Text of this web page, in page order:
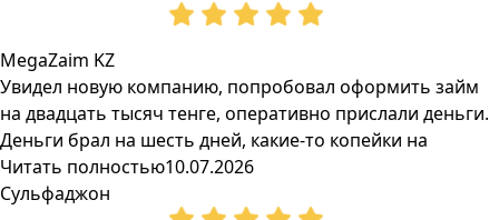
MegaZaim KZ
Увидел новую компанию, попробовал оформить займ
на двадцать тысяч тенге, оперативно прислали деньги.
Деньги брал на шесть дней, какие-то копейки на
Читать полностью10.07.2026
Сульфаджон